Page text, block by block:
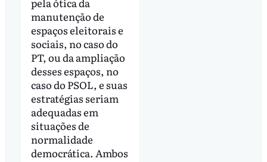
manutenção de
espaços eleitorais e
sociais, no caso do
PT, ou da ampliação
desses espaços, no
caso do PSOL, e suas
estratégias seriam
adequadas em
situações de
normalidade
democrática. Ambos